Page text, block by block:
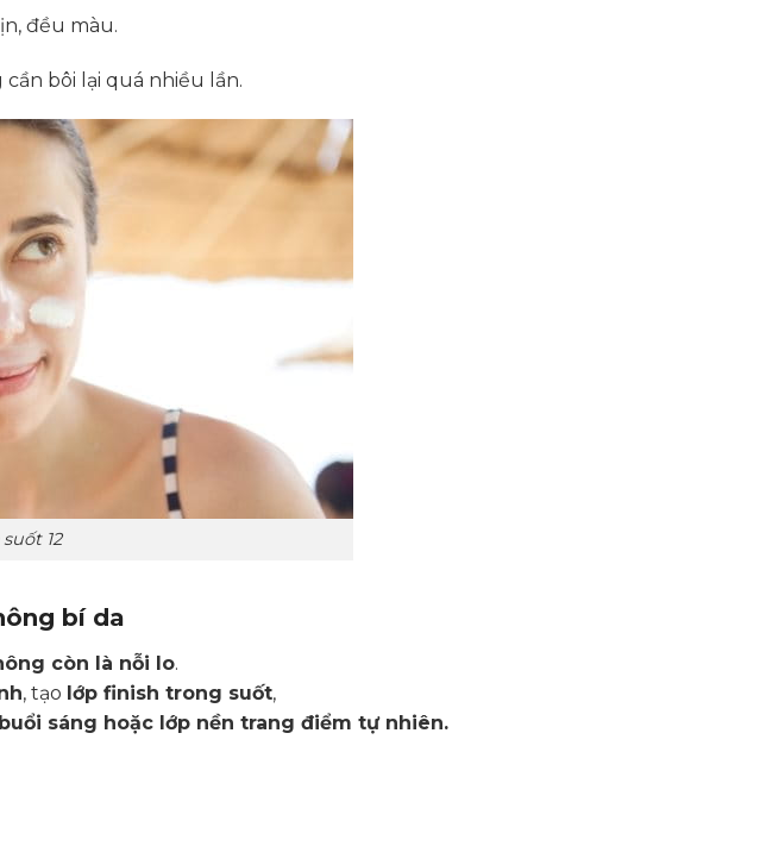
đều màu.
cần bôi lại quá nhiều lần.
12
bí da
còn là nỗi lo.
, tạo lớp finish trong suốt,
sáng hoặc lớp nền trang điểm tự nhiên.